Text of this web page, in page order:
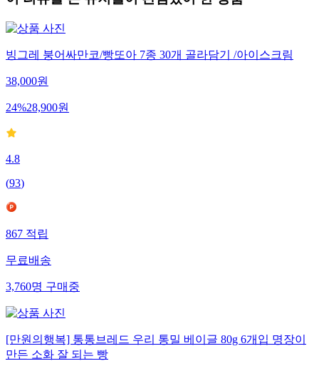
빙그레 붕어싸만코/빵또아 7종 30개 골라담기 /아이스크림
38,000원
24%28,900원
4.8
(93)
867 적립
무료배송
3,760명 구매중
[만원의행복] 통통브레드 우리 통밀 베이글 80g 6개입 명장이
만든 소화 잘 되는 빵